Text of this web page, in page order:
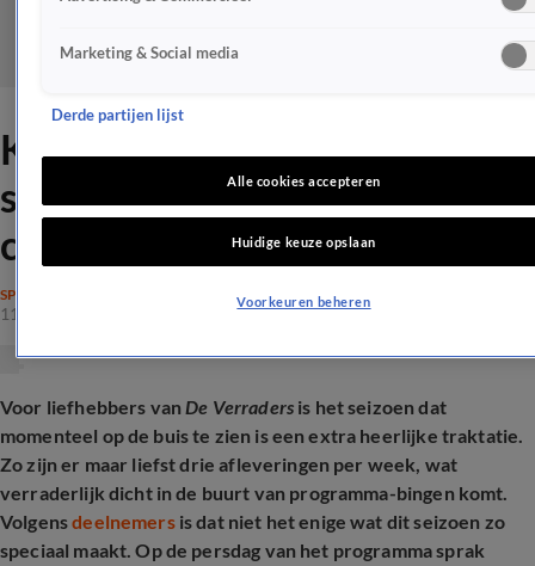
Kandidaten over nieuw
seizoen De Verraders:
confronterend én grimmig
SPELPROGRAMMA'S
11 mrt 2026, 20:34
Voor liefhebbers vanDe Verradersis het seizoen dat
momenteel op de buis te zien is een extra heerlijke traktatie.
Zo zijn er maar liefst drie afleveringen per week, wat
verraderlijk dicht in de buurt van programma-bingen komt.
Volgensdeelnemersis dat niet het enige wat dit seizoen zo
speciaal maakt. Op de persdag van het programma sprak
Marketing & Social media
Derde partijen lijst
Alle cookies accepteren
Huidige keuze opslaan
Voorkeuren beheren